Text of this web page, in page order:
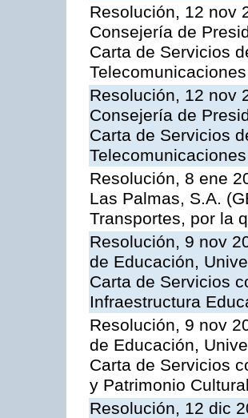
Resolución, 12 nov
Consejería de
Carta de Servicios
Resolución, 12 nov
Consejería de
Carta de Servicios
Resolución, 8 ene
Las Palmas, S.A.
Transportes, por la
Resolución, 9 nov
de Educación,
Carta de Servicios
Infraestructura
Resolución, 9 nov
de Educación,
Carta de Servicios
y Patrimonio Cultural
Resolución, 12 dic